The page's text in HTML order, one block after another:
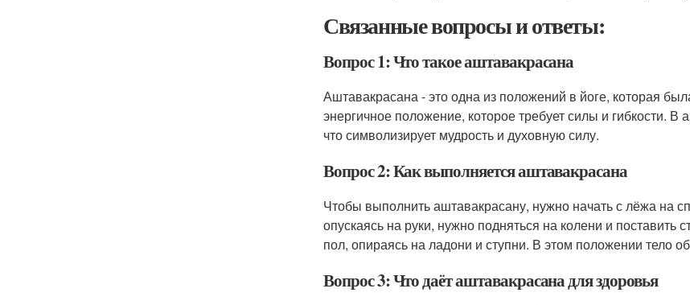
Связанные вопросы и ответы:
Вопрос 1: Что такое аштавакрасана
Аштавакрасана - это одна из положений в йоге, которая
энергичное положение, которое требует силы и гибкости.
что символизирует мудрость и духовную силу.
Вопрос 2: Как выполняется аштавакрасана
Чтобы выполнить аштавакрасану, нужно начать с лёжа на
опускаясь на руки, нужно подняться на колени и поставить
пол, опираясь на ладони и ступни. В этом положении тело
Вопрос 3: Что даёт аштавакрасана для здоровья